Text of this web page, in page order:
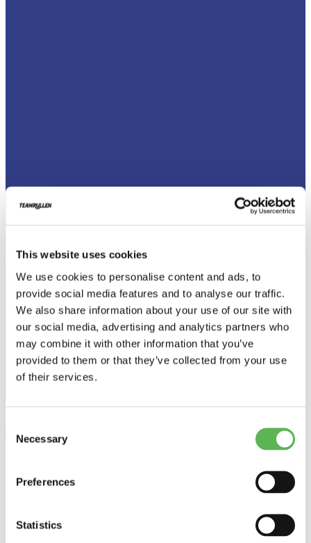
This website uses cookies
We use cookies to personalise content and ads, to
provide social media features and to analyse our traffic.
We also share information about your use of our site with
our social media, advertising and analytics partners who
may combine it with other information that you’ve
provided to them or that they’ve collected from your use
of their services.
Selection
Necessary
Preferences
Statistics
LEVERANSVILLKOR VID
BESTÄLLNING ÖVER 20
PALL LAMBI OCH SERLA
Vid beställning av minst 20
pall Lambi och Serla gäller